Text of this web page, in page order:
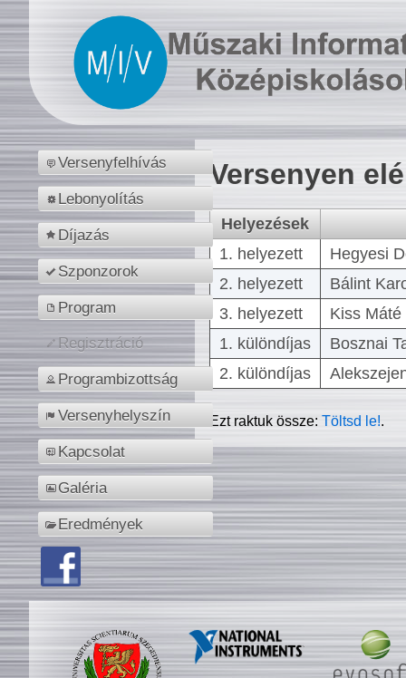
Versenyfelhívás
Lebonyolítás
Díjazás
Szponzorok
Program
Regisztráció
Programbizottság
Versenyhelyszín
Kapcsolat
Galéria
Eredmények
Versenyen
Helyezések
1. helyezett
Hegyesi
2. helyezett
Bálint
3. helyezett
Kiss
1. különdíjas
Bosznai
2. különdíjas
Ezt raktuk össze:Töltsd le!.